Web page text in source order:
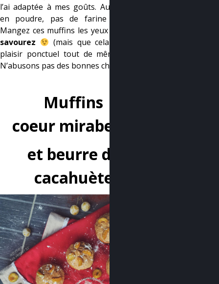
l’ai adaptée à mes goûts. Aucun sucre
en poudre, pas de farine raffinée…
Mangez ces muffins les yeux fermés et
savourez
(mais que cela reste un
plaisir ponctuel tout de même hein !!
N’abusons pas des bonnes choses…)
Muffins
coeur mirabelle
et beurre de
cacahuète